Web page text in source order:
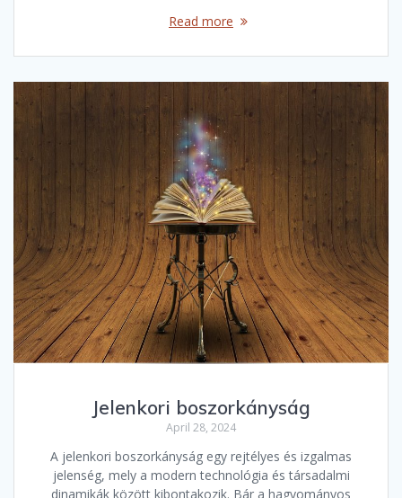
Read more
Jelenkori boszorkányság
April 28, 2024
A jelenkori boszorkányság egy rejtélyes és izgalmas
jelenség, mely a modern technológia és társadalmi
dinamikák között kibontakozik. Bár a hagyományos